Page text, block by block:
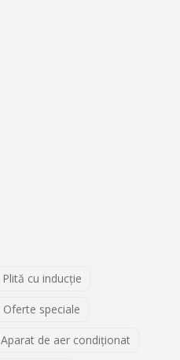
Plită cu inducţie
Oferte speciale
Aparat de aer condiționat